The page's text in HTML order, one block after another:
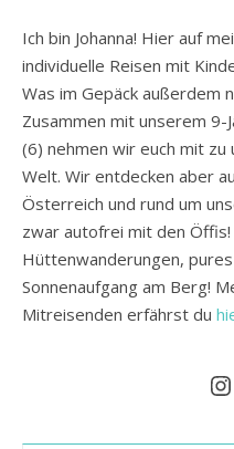
Ich bin Johanna! Hier auf
individuelle Reisen mit
Was im Gepäck außerdem
Zusammen mit unserem 9-
(6) nehmen wir euch mit zu
Welt. Wir entdecken aber
Österreich und rund um
zwar autofrei mit den
Hüttenwanderungen,
Sonnenaufgang am Berg!
Mitreisenden erfährst du